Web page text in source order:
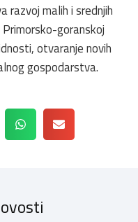
razvoj malih i srednjih
goranskoj
otvaranje novih
gospodarstva.